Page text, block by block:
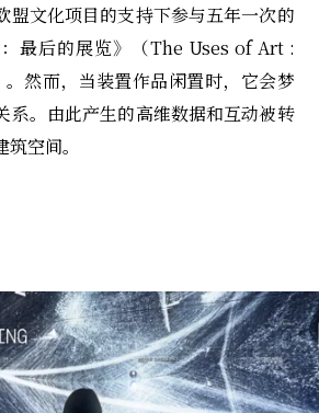
盟文化项目的支持下参与五年一次的
最后的展览》（The Uses of Art :
然而，当装置作品闲置时，它会梦
系。由此产生的高维数据和互动被转
空间。